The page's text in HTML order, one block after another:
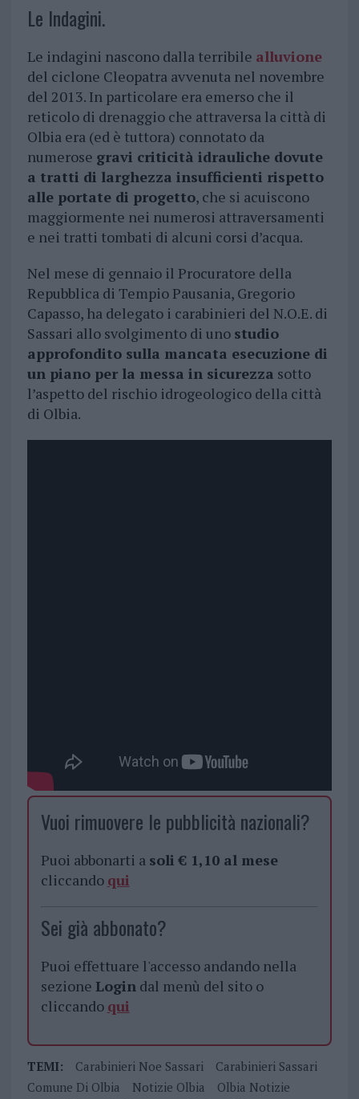
Le Indagini.
Le indagini nascono dalla terribile alluvione
del ciclone Cleopatra avvenuta nel novembre
del 2013. In particolare era emerso che il
reticolo di drenaggio che attraversa la città di
Olbia era (ed è tuttora) connotato da
numerose gravi criticità idrauliche dovute
a tratti di larghezza insufficienti rispetto
alle portate di progetto, che si acuiscono
maggiormente nei numerosi attraversamenti
e nei tratti tombati di alcuni corsi d’acqua.
Nel mese di gennaio il Procuratore della
Repubblica di Tempio Pausania, Gregorio
Capasso, ha delegato i carabinieri del N.O.E. di
Sassari allo svolgimento di uno studio
approfondito sulla mancata esecuzione di
un piano per la messa in sicurezza sotto
l’aspetto del rischio idrogeologico della città
di Olbia.
Vuoi rimuovere le pubblicità nazionali?
Puoi abbonarti a soli € 1,10 al mese
cliccando qui
Sei già abbonato?
Puoi effettuare l'accesso andando nella
sezione Logindal menù del sito o
cliccando qui
TEMI: Carabinieri Noe Sassari
Carabinieri Sassari
Comune Di Olbia
Notizie Olbia
Olbia Notizie